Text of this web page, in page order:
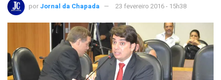
por Jornal da Chapada 23 fevereiro 2016 - 15h38